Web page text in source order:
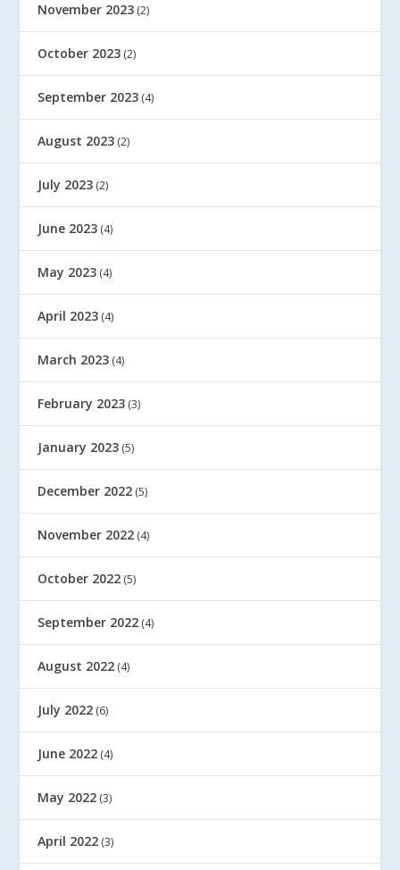
November 2023 (2)
October 2023 (2)
September 2023 (4)
August 2023 (2)
July 2023 (2)
June 2023 (4)
May 2023 (4)
April 2023 (4)
March 2023 (4)
February 2023 (3)
January 2023 (5)
December 2022 (5)
November 2022 (4)
October 2022 (5)
September 2022 (4)
August 2022 (4)
July 2022 (6)
June 2022 (4)
May 2022 (3)
April 2022 (3)